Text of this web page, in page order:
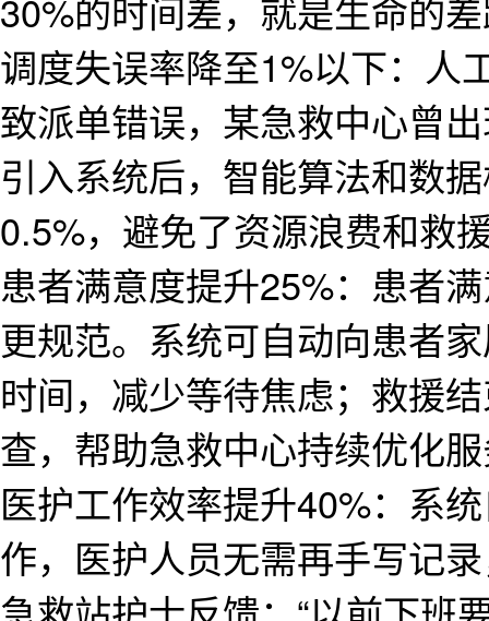
30%的时间差，就是生命的
调度失误率降至1%以下：人
致派单错误，某急救中心曾
引入系统后，智能算法和数
0.5%，避免了资源浪费和救
患者满意度提升25%：患者
更规范。系统可自动向患者
时间，减少等待焦虑；救援
查，帮助急救中心持续优化
医护工作效率提升40%：系
作，医护人员无需再手写记